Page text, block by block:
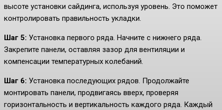
высоте установки сайдинга, используя уровень. Это поможет
контролировать правильность укладки.
Шаг 5: Установка первого ряда. Начните с нижнего ряда.
Закрепите панели, оставляя зазор для вентиляции и
компенсации температурных колебаний.
Шаг 6: Установка последующих рядов. Продолжайте
монтировать панели, продвигаясь вверх, проверяя
горизонтальность и вертикальность каждого ряда. Каждый